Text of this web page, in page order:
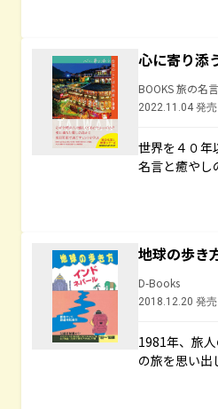
心に寄り添
BOOKS 旅の名
2022.11.04 発売
世界を４０年
名言と癒やし
地球の歩き
D-Books
2018.12.20 発売
1981年、旅
の旅を思い出